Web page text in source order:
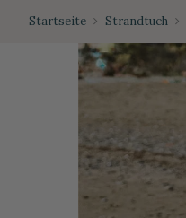
Startseite Strandtuch